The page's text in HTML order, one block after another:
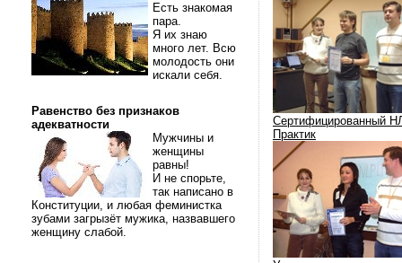
Есть знакомая
пара.
Я их знаю
много лет. Всю
молодость они
искали себя.
Равенство без признаков
адекватности
Мужчины и
женщины
равны!
И не спорьте,
так написано в
Конституции, и любая феминистка
зубами загрызёт мужика, назвавшего
женщину слабой.
Сертифицированный
Практик